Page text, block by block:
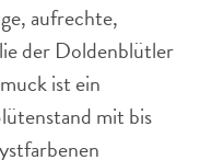
aufrechte,
der Doldenblütler
ist ein
mit bis